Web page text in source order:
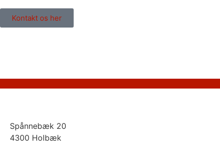
Kontakt os her
Spånnebæk 20
4300 Holbæk